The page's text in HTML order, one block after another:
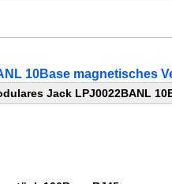
10Base magnetisches
Jack LPJ0022BANL